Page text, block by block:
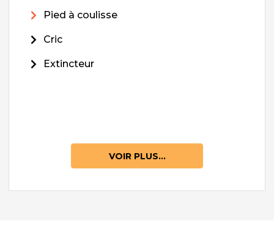
Pied à coulisse
Cric
Extincteur
VOIR PLUS...